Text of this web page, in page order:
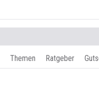
Themen Ratgeber